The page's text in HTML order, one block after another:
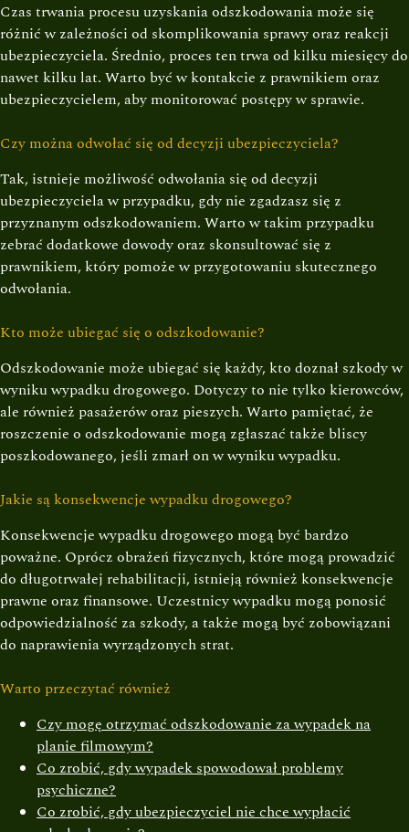
Czas trwania procesu uzyskania odszkodowania może się
różnić w zależności od skomplikowania sprawy oraz reakcji
ubezpieczyciela. Średnio, proces ten trwa od kilku miesięcy do
nawet kilku lat. Warto być w kontakcie z prawnikiem oraz
ubezpieczycielem, aby monitorować postępy w sprawie.
Czy można odwołać się od decyzji ubezpieczyciela?
Tak, istnieje możliwość odwołania się od decyzji
ubezpieczyciela w przypadku, gdy nie zgadzasz się z
przyznanym odszkodowaniem. Warto w takim przypadku
zebrać dodatkowe dowody oraz skonsultować się z
prawnikiem, który pomoże w przygotowaniu skutecznego
odwołania.
Kto może ubiegać się o odszkodowanie?
Odszkodowanie może ubiegać się każdy, kto doznał szkody w
wyniku wypadku drogowego. Dotyczy to nie tylko kierowców,
ale również pasażerów oraz pieszych. Warto pamiętać, że
roszczenie o odszkodowanie mogą zgłaszać także bliscy
poszkodowanego, jeśli zmarł on w wyniku wypadku.
Jakie są konsekwencje wypadku drogowego?
Konsekwencje wypadku drogowego mogą być bardzo
poważne. Oprócz obrażeń fizycznych, które mogą prowadzić
do długotrwałej rehabilitacji, istnieją również konsekwencje
prawne oraz finansowe. Uczestnicy wypadku mogą ponosić
odpowiedzialność za szkody, a także mogą być zobowiązani
do naprawienia wyrządzonych strat.
Warto przeczytać również
Czy mogę otrzymać odszkodowanie za wypadek na
planie filmowym?
Co zrobić, gdy wypadek spowodował problemy
psychiczne?
Co zrobić, gdy ubezpieczyciel nie chce wypłacić